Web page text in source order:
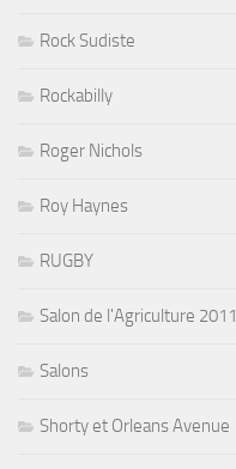
Rock Sudiste
Rockabilly
Roger Nichols
Roy Haynes
RUGBY
Salon de l'Agriculture 2011
Salons
Shorty et Orleans Avenue